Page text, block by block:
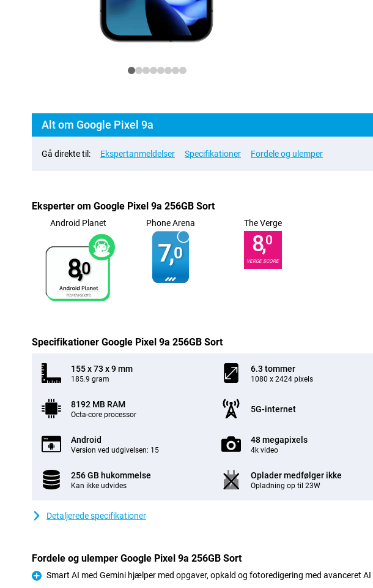
Alt om Google Pixel 9a
Gå direkte til: Ekspertanmeldelser Specifikationer Fordele og ulemper
Eksperter om Google Pixel 9a 256GB Sort
Android Planet
8,0
Phone Arena
7,0
The Verge
8,0
VERGE SCORE
Specifikationer Google Pixel 9a 256GB Sort
155 x 73 x 9 mm
185.9 gram
6.3 tommer
1080 x 2424 pixels
8192 MB RAM
Octa-core processor
5G-internet
Android
Version ved udgivelsen: 15
48 megapixels
4k video
256 GB hukommelse
Kan ikke udvides
Oplader medfølger ikke
Opladning op til 23W
Detaljerede specifikationer
Fordele og ulemper Google Pixel 9a 256GB Sort
Fordele
Smart AI med Gemini hjælper med opgaver, opkald og fotoredigering med avanceret AI